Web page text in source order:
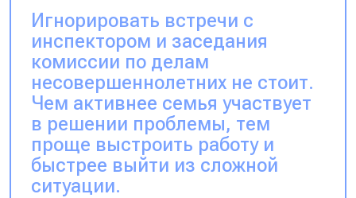
Игнорировать встречи с
инспектором и заседания
комиссии по делам
несовершеннолетних не стоит.
Чем активнее семья участвует
в решении проблемы, тем
проще выстроить работу и
быстрее выйти из сложной
ситуации.